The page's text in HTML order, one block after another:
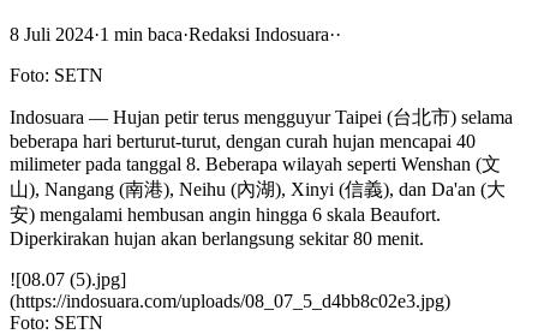
8 Juli 2024·1 min baca·Redaksi Indosuara··
Foto: SETN
Indosuara — Hujan petir terus mengguyur Taipei (台北市) selama
beberapa hari berturut-turut, dengan curah hujan mencapai 40
milimeter pada tanggal 8. Beberapa wilayah seperti Wenshan (文
山), Nangang (南港), Neihu (內湖), Xinyi (信義), dan Da'an (大
安) mengalami hembusan angin hingga 6 skala Beaufort.
Diperkirakan hujan akan berlangsung sekitar 80 menit.
![08.07 (5).jpg]
(https://indosuara.com/uploads/08_07_5_d4bb8c02e3.jpg)
Foto: SETN